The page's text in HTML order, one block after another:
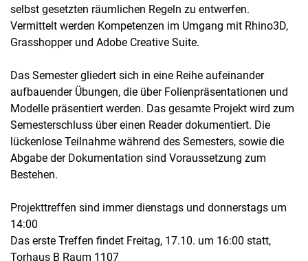
selbst gesetzten räumlichen Regeln zu entwerfen.
Vermittelt werden Kompetenzen im Umgang mit Rhino3D,
Grasshopper und Adobe Creative Suite.
Das Semester gliedert sich in eine Reihe aufeinander
aufbauender Übungen, die über Folienpräsentationen und
Modelle präsentiert werden. Das gesamte Projekt wird zum
Semesterschluss über einen Reader dokumentiert. Die
lückenlose Teilnahme während des Semesters, sowie die
Abgabe der Dokumentation sind Voraussetzung zum
Bestehen.
Projekttreffen sind immer dienstags und donnerstags um
14:00
Das erste Treffen findet Freitag, 17.10. um 16:00 statt,
Torhaus B Raum 1107